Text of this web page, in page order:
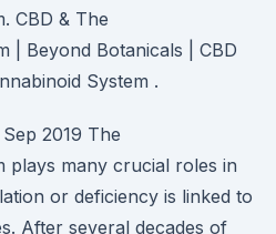
CBD & The
| Beyond Botanicals | CBD
System .
2019 The
plays many crucial roles in
or deficiency is linked to
After several decades of